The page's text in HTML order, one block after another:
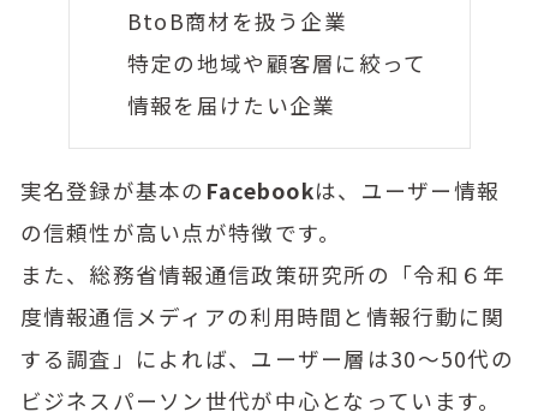
BtoB商材を扱う企業
特定の地域や顧客層に絞って
情報を届けたい企業
実名登録が基本の Facebookは、ユーザー情報
の信頼性が高い点が特徴です。
また、総務省情報通信政策研究所の「令和６年
度情報通信メディアの利用時間と情報行動に関
する調査」によれば、ユーザー層は30〜50代の
ビジネスパーソン世代が中心となっています。